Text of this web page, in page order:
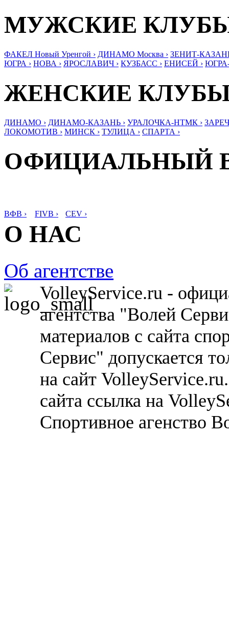
МУЖСКИЕ
ФАКЕЛ Новый Уренгой › ДИНАМО Москва › ЗЕНИТ-
ЮГРА › НОВА › ЯРОСЛАВИЧ › КУЗБАСС › ЕНИСЕЙ ›
ЖЕНСКИЕ
ДИНАМО › ДИНАМО-КАЗАНЬ › УРАЛОЧКА-НТМК ›
ЛОКОМОТИВ › МИНСК › ТУЛИЦА › СПАРТА ›
ОФИЦИАЛЬНЫЙ
ВФВ › FIVB › CEV ›
О НАС
Об агентстве
VolleyService.ru -
агентства "Волей
материалов с сайта
Сервис" допускается
на сайт
сайта ссылка на
Спортивное агенство